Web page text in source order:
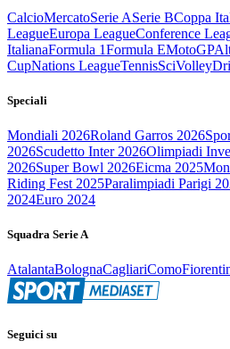
CalcioMercatoSerie ASerie BCoppa
LeagueEuropa LeagueConference
ItalianaFormula 1Formula EMotoGP
CupNations LeagueTennisSciVolley
Speciali
Mondiali 2026Roland Garros 2026
2026Scudetto Inter 2026Olimpiadi
2026Super Bowl 2026Eicma 2025
Riding Fest 2025Paralimpiadi Parigi
2024Euro 2024
Squadra Serie A
AtalantaBolognaCagliariComo
Seguici su